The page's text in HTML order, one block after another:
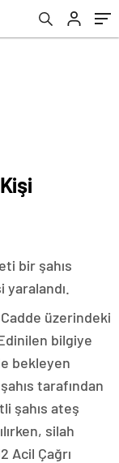
bir şahıs
üzerindeki
bilgiye
bekleyen
tarafından
şahıs ateş
silah
Acil Çağrı